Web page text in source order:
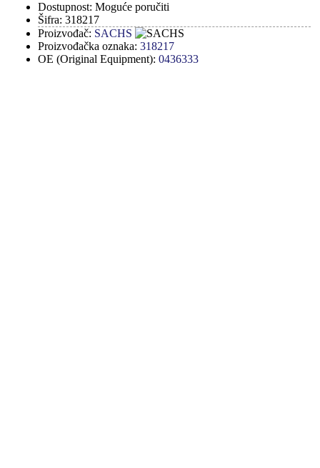
Dostupnost: Moguće poručiti
Šifra: 318217
Proizvođač: SACHS
Proizvođačka oznaka: 318217
OE (Original Equipment): 0436333